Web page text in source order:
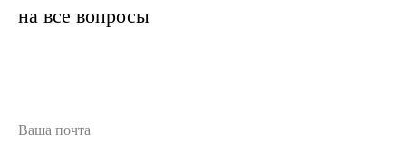
на все вопросы